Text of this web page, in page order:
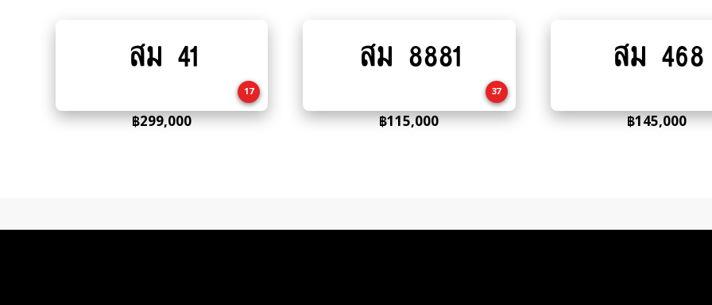
to
สม 41
17
฿299,000
to
สม 8881
37
฿115,000
to
สม 468
฿145,000